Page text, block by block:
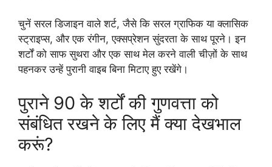
चुनें सरल डिजाइन वाले शर्ट, जैसे कि सरल ग्राफिक या क्लासिक
स्ट्राइप्स, और एक रंगीन, एक्सप्रेशन सुंदरता के साथ पूरने। इन
शर्टों को साफ सुथरा और एक साथ मेल करने वाली चीज़ों के साथ
पहनकर उन्हें पुरानी वाइब बिना मिटाए हुए रखेंगे।
पुराने 90 के शर्टों की गुणवत्ता को
संबंधित रखने के लिए मैं क्या देखभाल
करूं?